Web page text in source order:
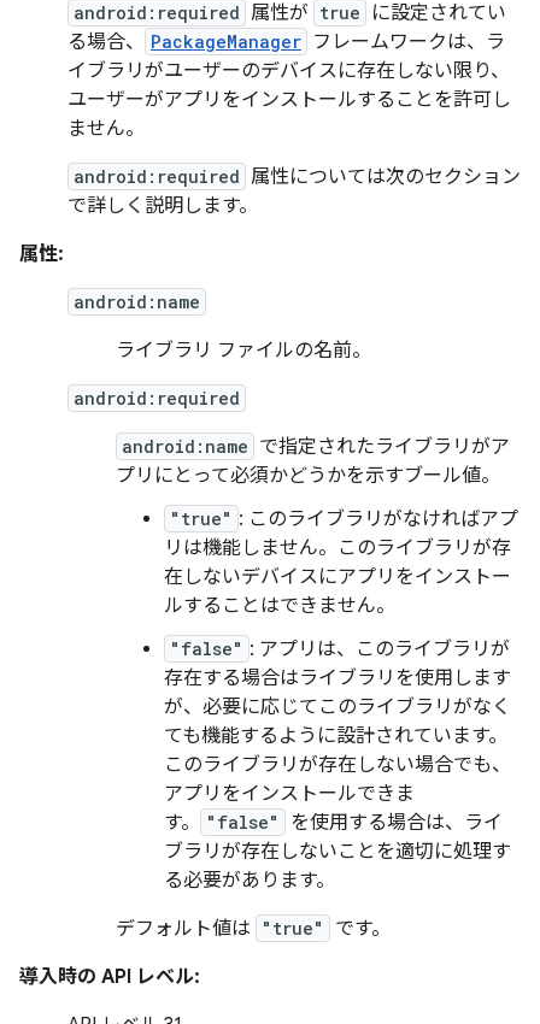
android:required 属性が true
に設定されてい
る場合、
PackageManager フレームワークは、ラ
イブラリがユーザーのデバイスに存在しない限り、
ユーザーがアプリをインストールすることを許可し
ません。
android:required 属性については次のセクション
で詳しく説明します。
属性:
android:name
ライブラリ ファイルの名前。
android:required
android:name で指定されたライブラリがア
プリにとって必須かどうかを示すブール値。
"true" : このライブラリがなければアプ
リは機能しません。このライブラリが存
在しないデバイスにアプリをインストー
ルすることはできません。
"false" : アプリは、このライブラリが
存在する場合はライブラリを使用します
が、必要に応じてこのライブラリがなく
ても機能するように設計されています。
このライブラリが存在しない場合でも、
アプリをインストールできま
す。
"false"
を使用する場合は、ライ
ブラリが存在しないことを適切に処理す
る必要があります。
デフォルト値は
"true"
です。
導入時の API レベル: